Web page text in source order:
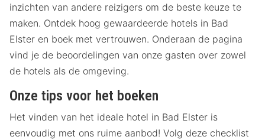
inzichten van andere reizigers om de beste keuze te
maken. Ontdek hoog gewaardeerde hotels in Bad
Elster en boek met vertrouwen. Onderaan de pagina
vind je de beoordelingen van onze gasten over zowel
de hotels als de omgeving.
Onze tips voor het boeken
Het vinden van het ideale hotel in Bad Elster is
eenvoudig met ons ruime aanbod! Volg deze checklist